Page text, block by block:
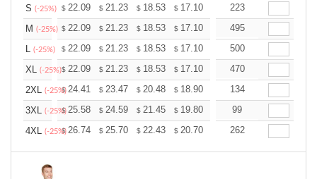
S (-25%) $ 22.09 $ 21.23 $ 18.53 $ 17.10 16.24
223
M (-25%) $ 22.09 $ 21.23 $ 18.53 $ 17.10 16.24
495
L (-25%) $ 22.09 $ 21.23 $ 18.53 $ 17.10 16.24
500
XL (-25%)$ 22.09 $ 21.23 $ 18.53 $ 17.10 16.24
470
2XL (-25%)
$24.41 $ 23.47 $ 20.48 $ 18.90 17.96
134
3XL (-25%)
$25.58 $ 24.59 $ 21.45 $ 19.80 18.81
99
4XL (-25%)
$26.74 $ 25.70 $ 22.43 $ 20.70 19.67
262